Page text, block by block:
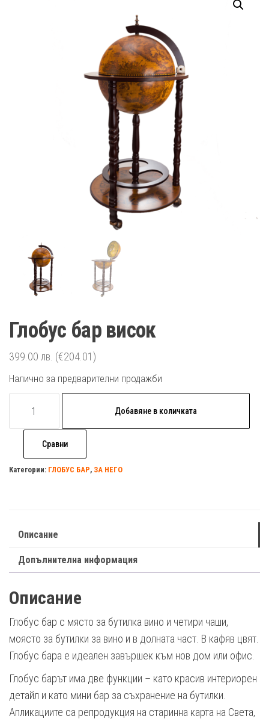
Глобус бар висок
399.00 лв. (€204.01)
Налично за предварителни продажби
Глобус
висок
Добавяне в количката
Сравни
Категории: ГЛОБУС БАР, ЗА НЕГО
Описание
Допълнителна информация
Описание
Глобус бар с място за бутилка вино и четири чаши,
моясто за бутилки за вино и в долната част. В кафяв цвят.
Глобус бара е идеален завършек към нов дом или офис.
Глобус барът има две функции – като красив интериорен
детайл и като мини бар за съхранение на бутилки.
Апликациите са репродукция на старинна карта на Света,